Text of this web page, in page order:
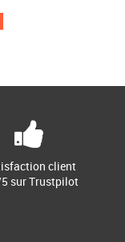
client
sur Trustpilot